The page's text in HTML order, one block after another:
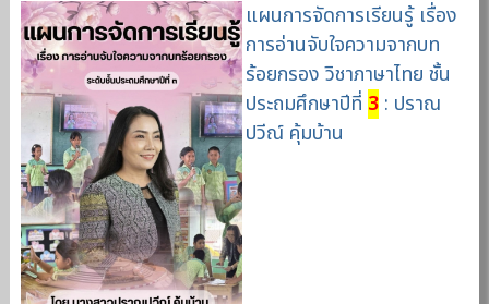
แผนการจัดการเรียนรู้ เรื่อง
การอ่านจับใจความจากบท
ร้อยกรอง วิชาภาษาไทย ชั้น
ประถมศึกษาปีที่ 3: ปราณ
ปวีณ์ คุ้มบ้าน